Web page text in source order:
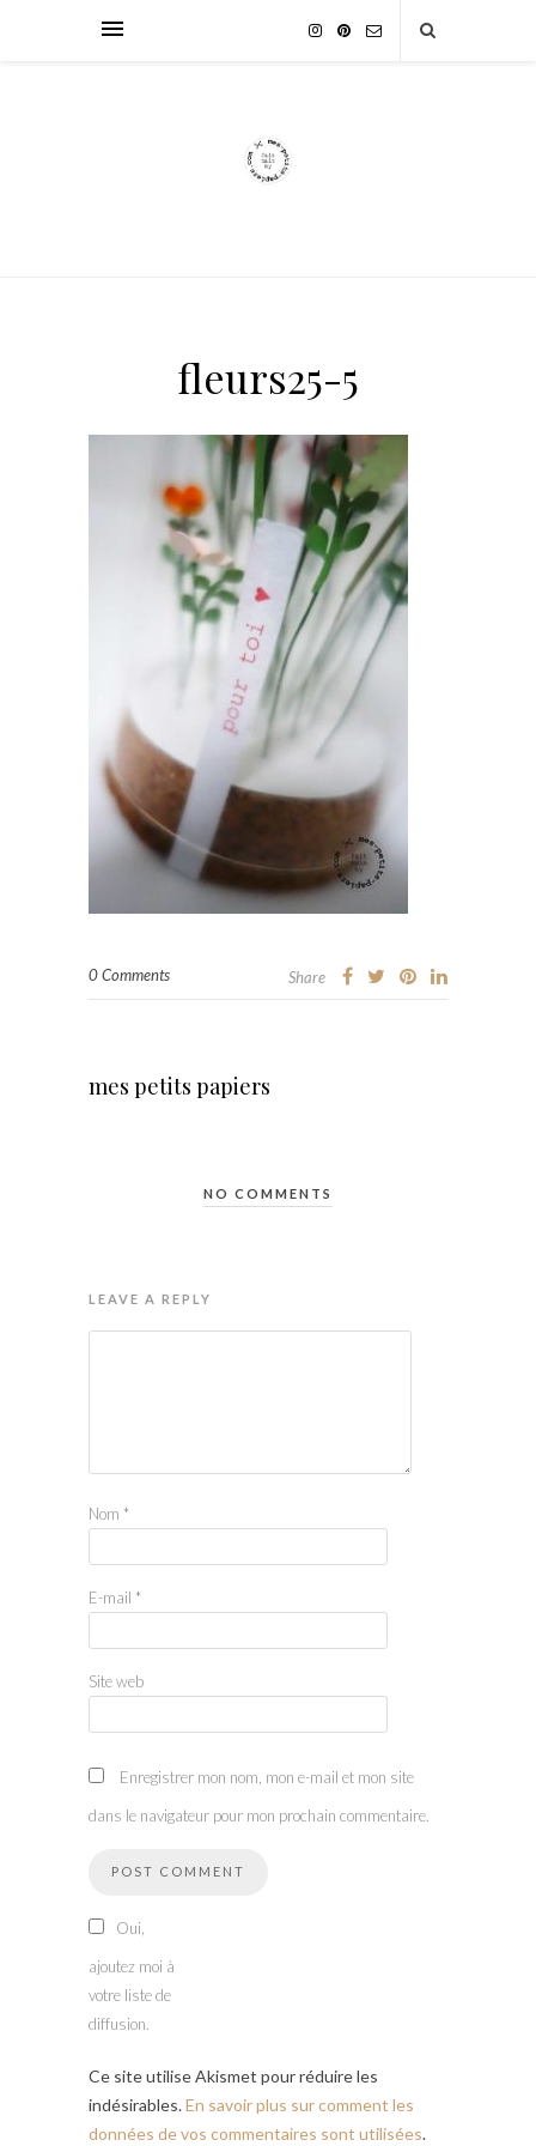
fleurs25-5
0 Comments Share
mes petits papiers
NO COMMENTS
LEAVE A REPLY
Nom *
E-mail *
Site web
Enregistrer mon nom, mon e-mail et mon site
dans le navigateur pour mon prochain commentaire.
Oui,
ajoutez moi à
votre liste de
diffusion.
Ce site utilise Akismet pour réduire les
indésirables.En savoir plus sur comment les
données de vos commentaires sont utilisées.